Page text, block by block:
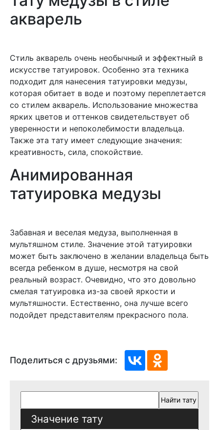
акварель
Стиль акварель очень необычный и эффектный в
искусстве татуировок. Особенно эта техника
подходит для нанесения татуировки медузы,
которая обитает в воде и поэтому переплетается
со стилем акварель. Использование множества
ярких цветов и оттенков свидетельствует об
уверенности и непоколебимости владельца.
Также эта тату имеет следующие значения:
креативность, сила, спокойствие.
Анимированная
татуировка медузы
Забавная и веселая медуза, выполненная в
мультяшном стиле. Значение этой татуировки
может быть заключено в желании владельца быть
всегда ребенком в душе, несмотря на свой
реальный возраст. Очевидно, что это довольно
смелая татуировка из-за своей яркости и
мультяшности. Естественно, она лучше всего
подойдет представителям прекрасного пола.
Поделиться с друзьями:
Значение тату